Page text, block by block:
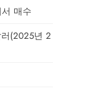
매수
(2025년 2